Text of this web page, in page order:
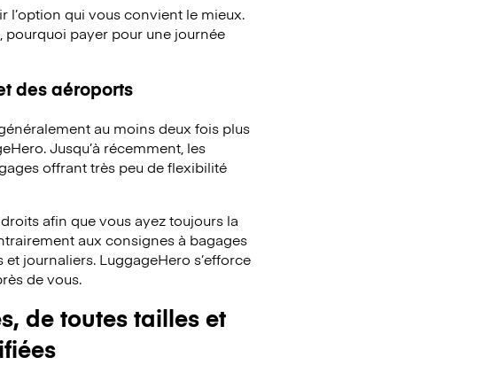
l’option qui vous convient le mieux.
pourquoi payer pour une journée
des aéroports
au moins deux fois plus
Jusqu’à récemment, les
offrant très peu de flexibilité
afin que vous ayez toujours la
aux consignes à bagages
journaliers. LuggageHero s’efforce
de vous.
de toutes tailles et